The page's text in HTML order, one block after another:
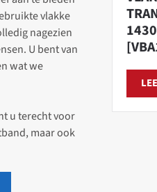
vlakke
nagezien
U bent van
wat we
u terecht voor
maar ook